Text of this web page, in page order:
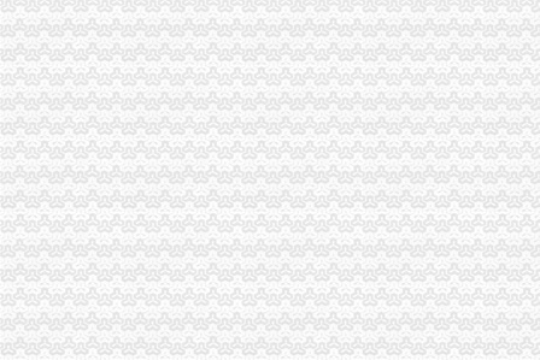
重庆发票,重庆哪里有开票,重庆增值税发票,重庆增值税普通发票,
7日起重庆市民上网就能办税发票还能免费送到家_凤凰资讯
重庆地税-政务公开
重庆鹭佳工商注册提示您新公司的发票购买（转载）_会计_天涯论
【图】重庆万州腾翼C30团购作业,有购车发票,申请加精_长城C30
重庆破获一起大发票案涉案金额逾亿元|重庆|发票_新浪新闻
重庆地税-办税服务
7日起重庆市民上网就能办税发票还能免费送到家-新华网重庆频道
重庆市国税局〔2011〕第3号（重庆市国家税务局关于发布《普通发票
重庆国税发票图片
重庆市国家税务局关于印发《重庆市国家税务局发票管理基本程序》
重庆巴南方破获发票案涉案金额逾亿元-新华网重庆频道
重庆市地方税务局关于印发《重庆市地方税务局发票管理办》
开重庆发票_阿里问到底